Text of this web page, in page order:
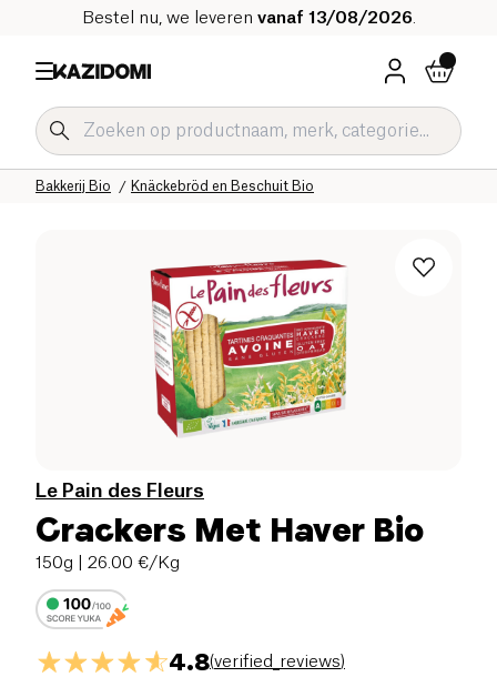
Bestel nu, we leveren vanaf 13/08/2026
Knäckebröd en Beschuit Bio
Bakkerij Bio
Zoute Kruidenierswaren Bio
Home
Le Pain des Fleurs
Crackers Met Haver Bio
150g | 26.00 €/Kg
4.8(verified_reviews)